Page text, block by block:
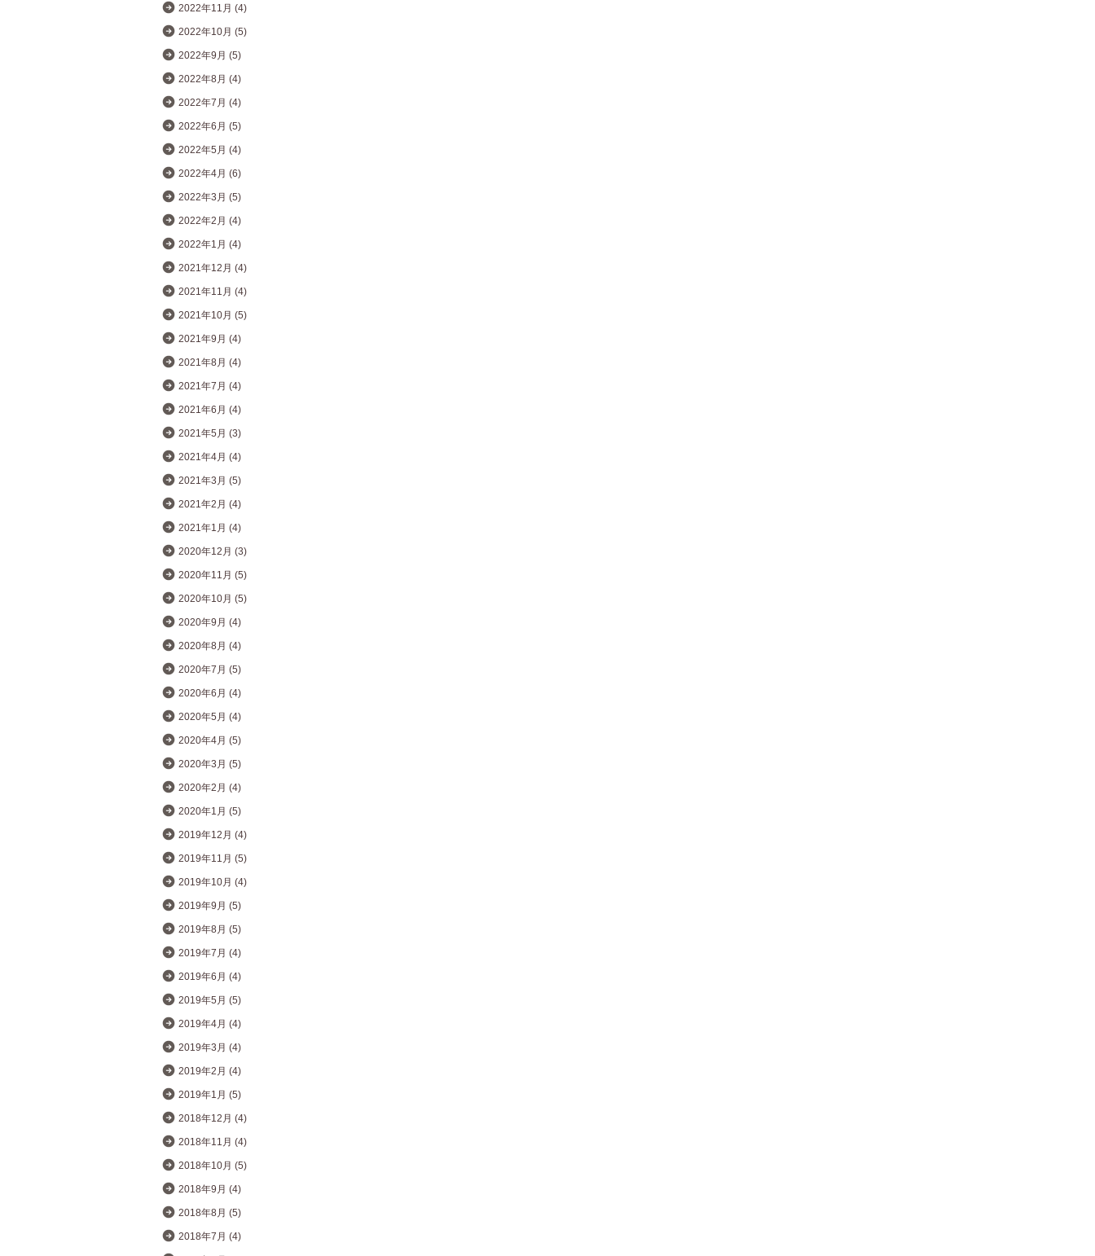
2022年11月 (4)
2022年10月 (5)
2022年9月 (5)
2022年8月 (4)
2022年7月 (4)
2022年6月 (5)
2022年5月 (4)
2022年4月 (6)
2022年3月 (5)
2022年2月 (4)
2022年1月 (4)
2021年12月 (4)
2021年11月 (4)
2021年10月 (5)
2021年9月 (4)
2021年8月 (4)
2021年7月 (4)
2021年6月 (4)
2021年5月 (3)
2021年4月 (4)
2021年3月 (5)
2021年2月 (4)
2021年1月 (4)
2020年12月 (3)
2020年11月 (5)
2020年10月 (5)
2020年9月 (4)
2020年8月 (4)
2020年7月 (5)
2020年6月 (4)
2020年5月 (4)
2020年4月 (5)
2020年3月 (5)
2020年2月 (4)
2020年1月 (5)
2019年12月 (4)
2019年11月 (5)
2019年10月 (4)
2019年9月 (5)
2019年8月 (5)
2019年7月 (4)
2019年6月 (4)
2019年5月 (5)
2019年4月 (4)
2019年3月 (4)
2019年2月 (4)
2019年1月 (5)
2018年12月 (4)
2018年11月 (4)
2018年10月 (5)
2018年9月 (4)
2018年8月 (5)
2018年7月 (4)